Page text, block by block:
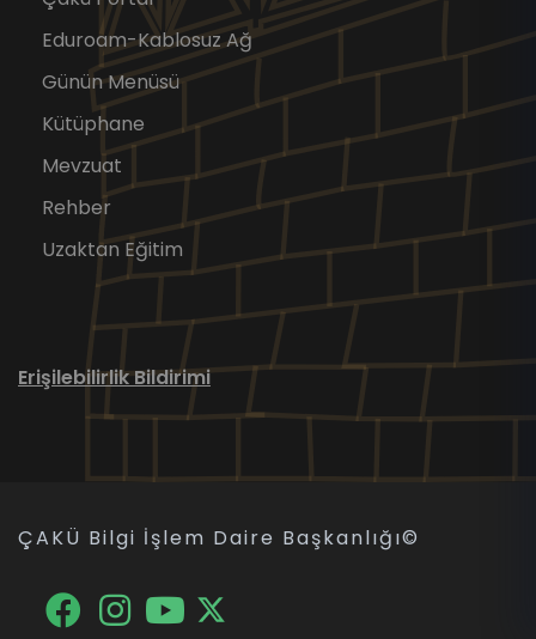
Eduroam-Kablosuz Ağ
Günün Menüsü
Kütüphane
Mevzuat
Rehber
Uzaktan Eğitim
Erişilebilirlik Bildirimi
ÇAKÜ Bilgi İşlem Daire Başkanlığı©
FacebookInstagramYouTube